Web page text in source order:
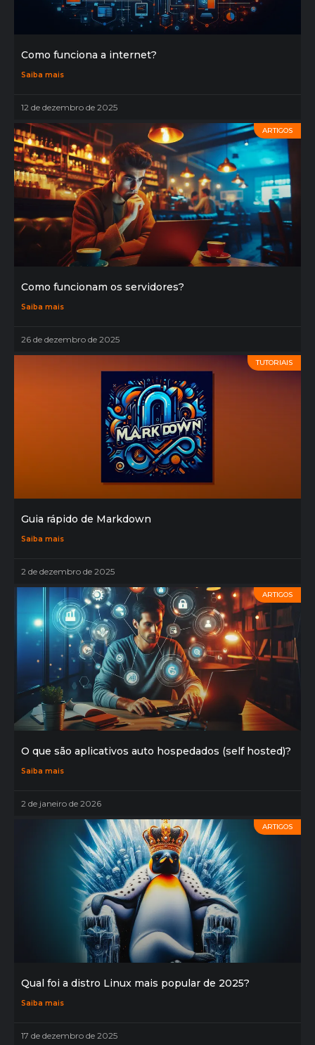
Como funciona a internet?
Saiba mais
12 de dezembro de 2025
ARTIGOS
Como funcionam os servidores?
Saiba mais
26 de dezembro de 2025
TUTORIAIS
Guia rápido de Markdown
Saiba mais
2 de dezembro de 2025
ARTIGOS
O que são aplicativos auto hospedados (self hosted)?
Saiba mais
2 de janeiro de 2026
ARTIGOS
Qual foi a distro Linux mais popular de 2025?
Saiba mais
17 de dezembro de 2025